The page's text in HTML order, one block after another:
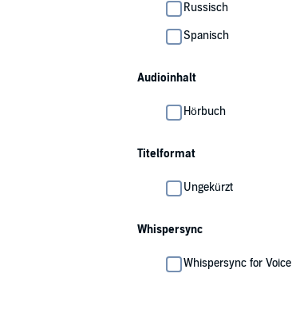
Russisch
Spanisch
Audioinhalt
Hörbuch
Titelformat
Ungekürzt
Whispersync
Whispersync for Voice